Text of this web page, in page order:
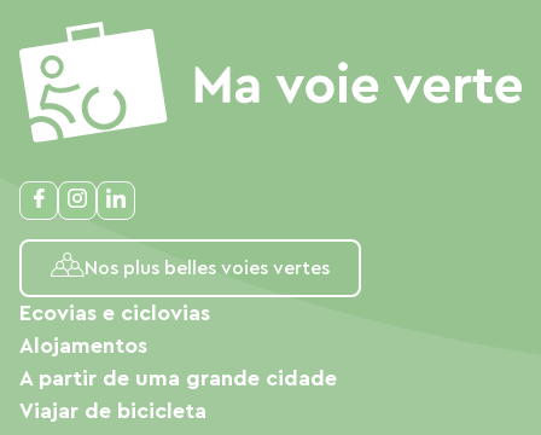
Nos plus belles voies vertes
Ecovias e ciclovias
Alojamentos
A partir de uma grande cidade
Viajar de bicicleta